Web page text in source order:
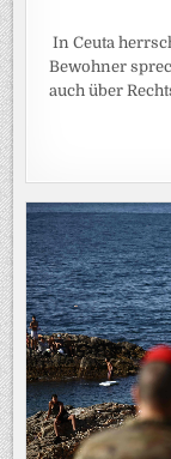
In Ceuta
Bewohner
auch über